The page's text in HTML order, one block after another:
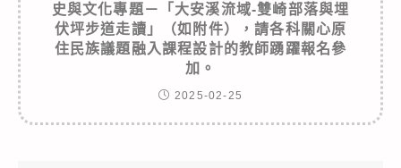
史與文化專題－「大安溪流域-雙崎部落與埋
伏坪步道走讀」（如附件），請各科關心原
住民族議題融入課程設計的教師踴躍報名參
加。
2025-02-25